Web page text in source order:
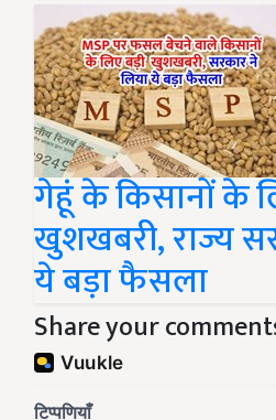
गेहूं के किसानों के
खुशखबरी, राज्य
ये बड़ा फैसला
Share your